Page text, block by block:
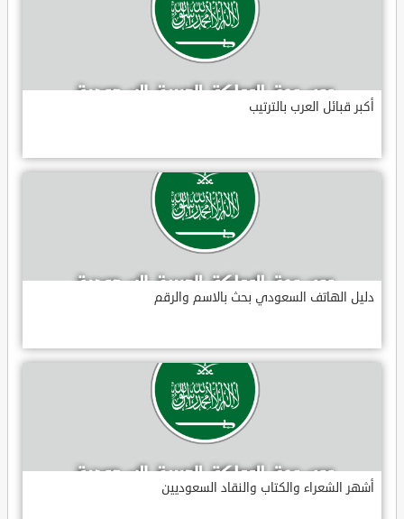
أكبر قبائل العرب بالترتيب
دليل الهاتف السعودي بحث بالاسم والرقم
أشهر الشعراء والكتاب والنقاد السعوديين